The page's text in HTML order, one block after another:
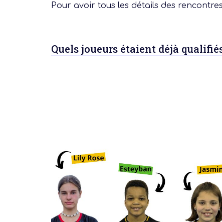
Pour avoir tous les détails des
Quels joueurs étaient déjà